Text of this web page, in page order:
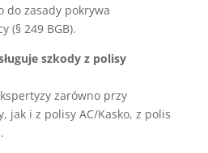
do zasady pokrywa
(§ 249 BGB).
szkody z polisy
zarówno przy
jak i z polisy AC/Kasko, z polis